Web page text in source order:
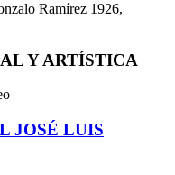
Ramírez 1926,
Y ARTÍSTICA
JOSÉ LUIS